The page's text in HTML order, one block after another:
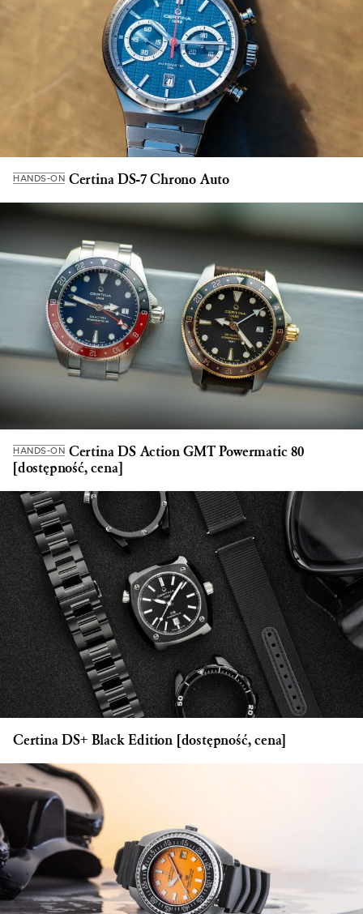
HANDS-ON Certina DS-7 Chrono Auto
HANDS-ON Certina DS Action GMT Powermatic 80
[dostępność, cena]
Certina DS+ Black Edition [dostępność, cena]